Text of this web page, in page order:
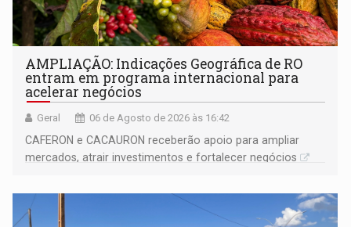
AMPLIAÇÃO: Indicações Geográfica de RO
entram em programa internacional para
acelerar negócios
Geral 06 de Agosto de 2026 às 16:42
CAFERON e CACAURON receberão apoio para ampliar
mercados, atrair investimentos e fortalecer negócios